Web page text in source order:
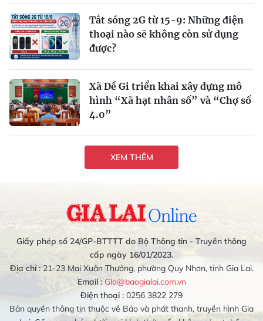
Tắt sóng 2G từ 15-9: Những điện
thoại nào sẽ không còn sử dụng
được?
Xã Đề Gi triển khai xây dựng mô
hình “Xã hạt nhân số” và “Chợ số
4.0”
XEM THÊM
Giấy phép số 24/GP-BTTTT do Bộ Thông tin - Truyền thông
cấp ngày 16/01/2023.
Địa chỉ :21-23 Mai Xuân Thưởng, phường Quy Nhơn, tỉnh Gia Lai.
Email : Glo@baogialai.com.vn
Điện thoại : 0256 3822 279
Bản quyền thông tin thuộc về Báo và phát thanh, truyền hình Gia